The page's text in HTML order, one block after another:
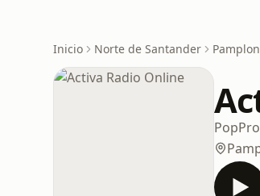
Inicio Norte de Santander
Pop